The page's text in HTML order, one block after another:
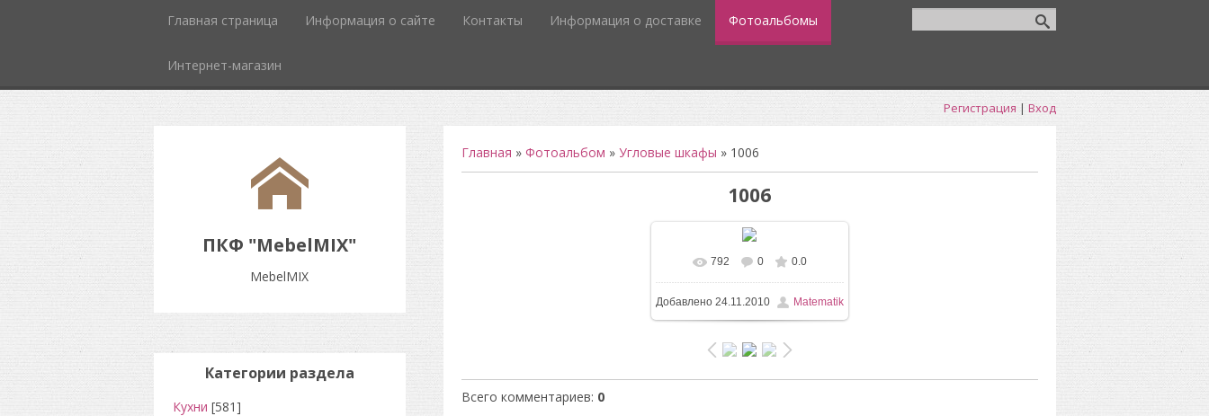
Главная страница Информация о сайте Контакты Информация о доставке Фотоальбомы
Интернет-магазин
Регистрация | Вход
ПКФ "MebelMIX"
MebelMIX
Главная » Фотоальбом » Угловые шкафы » 1006
1006
В реальном размере 553x859
/ 81.3Kb
792 0 0.0
Добавлено24.11.2010 Matematik
Всего комментариев: 0
Категории раздела
Кухни [581]